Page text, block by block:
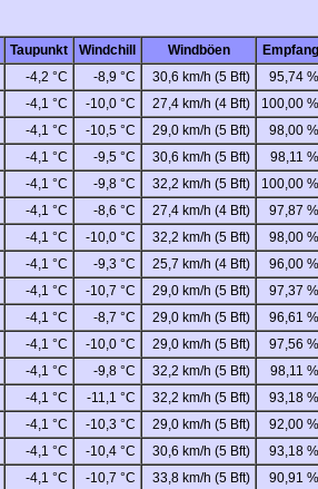
Taupunkt Windchill Windböen
Empfang
-4,2 °C -8,9 °C 30,6 km/h (5 Bft)
95,74 %
-4,1 °C -10,0 °C 27,4 km/h (4 Bft)
100,00 %
-4,1 °C -10,5 °C 29,0 km/h (5 Bft)
98,00 %
-4,1 °C -9,5 °C 30,6 km/h (5 Bft)
98,11 %
-4,1 °C -9,8 °C 32,2 km/h (5 Bft)
100,00 %
-4,1 °C -8,6 °C 27,4 km/h (4 Bft)
97,87 %
-4,1 °C -10,0 °C 32,2 km/h (5 Bft)
98,00 %
-4,1 °C -9,3 °C 25,7 km/h (4 Bft)
96,00 %
-4,1 °C -10,7 °C 29,0 km/h (5 Bft)
97,37 %
-4,1 °C -8,7 °C 29,0 km/h (5 Bft)
96,61 %
-4,1 °C -10,0 °C 29,0 km/h (5 Bft)
97,56 %
-4,1 °C -9,8 °C 32,2 km/h (5 Bft)
98,11 %
-4,1 °C -11,1 °C 32,2 km/h (5 Bft)
93,18 %
-4,1 °C -10,3 °C 29,0 km/h (5 Bft)
92,00 %
-4,1 °C -10,4 °C 30,6 km/h (5 Bft)
93,18 %
-4,1 °C -10,7 °C 33,8 km/h (5 Bft)
90,91 %